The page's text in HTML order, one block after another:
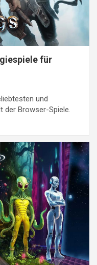
für
und
der Browser-Spiele.